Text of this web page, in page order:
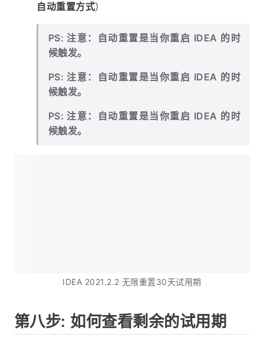
自动重置方式）
PS: 注意：自动重置是当你重启 IDEA 的时
候触发。
PS: 注意：自动重置是当你重启 IDEA 的时
候触发。
PS: 注意：自动重置是当你重启 IDEA 的时
候触发。
IDEA 2021.2.2 无限重置30天试用期
第八步: 如何查看剩余的试用期